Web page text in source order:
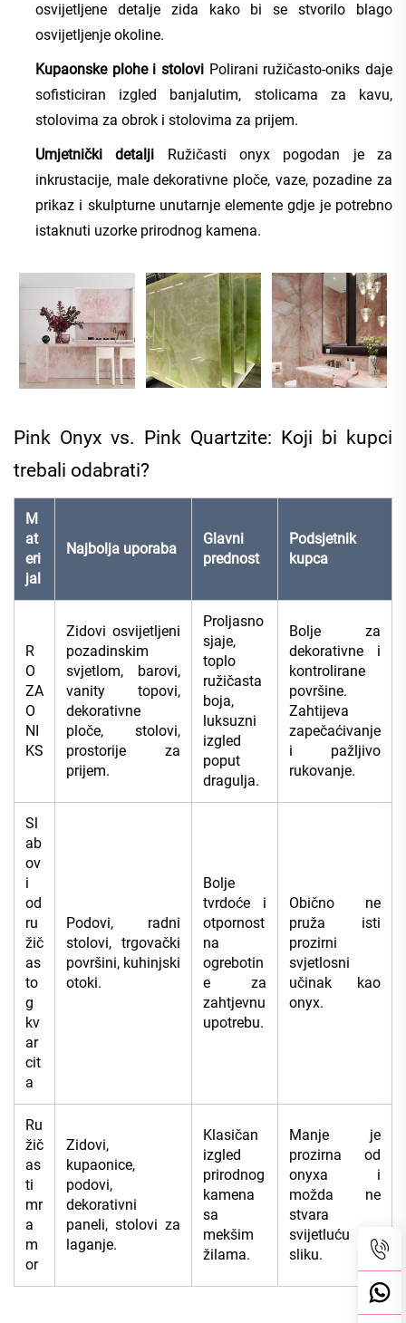
osvijetljene detalje zida kako bi se stvorilo blago
osvijetljenje okoline.
Kupaonske plohe i stolovi Polirani ružičasto-oniks daje
sofisticiran izgled banjalutim, stolicama za kavu,
stolovima za obrok i stolovima za prijem.
Umjetnički detalji Ružičasti onyx pogodan je za
inkrustacije, male dekorativne ploče, vaze, pozadine za
prikaz i skulpturne unutarnje elemente gdje je potrebno
istaknuti uzorke prirodnog kamena.
Pink Onyx vs. Pink Quartzite: Koji bi kupci
trebali odabrati?
M
at
eri
jal
Najbolja uporaba
Glavni
prednost
Podsjetnik
kupca
R
O
ZA
O
NI
KS
Zidovi osvijetljeni
pozadinskim
svjetlom, barovi,
vanity topovi,
dekorativne
ploče, stolovi,
prostorije za
prijem.
Proljasno
sjaje,
toplo
ružičasta
boja,
luksuzni
izgled
poput
dragulja.
Bolje za
dekorativne i
kontrolirane
površine.
Zahtijeva
zapečaćivanje
i pažljivo
rukovanje.
Sl
ab
ov
i
od
ru
žič
as
to
g
kv
ar
cit
a
Podovi, radni
stolovi, trgovački
površini, kuhinjski
otoki.
Bolje
tvrdoće i
otpornost
na
ogrebotin
e za
zahtjevnu
upotrebu.
Obično ne
pruža isti
prozirni
svjetlosni
učinak kao
onyx.
Ru
žič
as
ti
mr
a
m
or
Zidovi,
kupaonice,
podovi,
dekorativni
paneli, stolovi za
laganje.
Klasičan
izgled
prirodnog
kamena
sa
mekšim
žilama.
Manje je
prozirna od
onyxa i
možda ne
stvara
svijetluću
sliku.